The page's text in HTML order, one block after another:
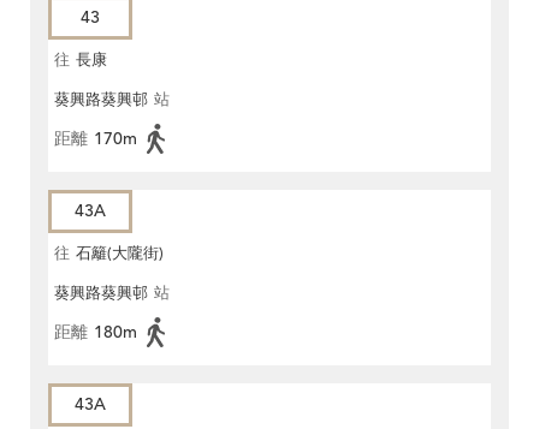
43
往 長康
葵興路葵興邨 站
距離 170m
43A
往 石籬(大隴街)
葵興路葵興邨 站
距離 180m
43A